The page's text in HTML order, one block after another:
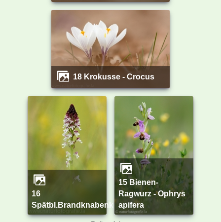
18 Krokusse - Crocus
16
Spätbl.Brandknabenkraut
15 Bienen-
Ragwurz - Ophrys
apifera